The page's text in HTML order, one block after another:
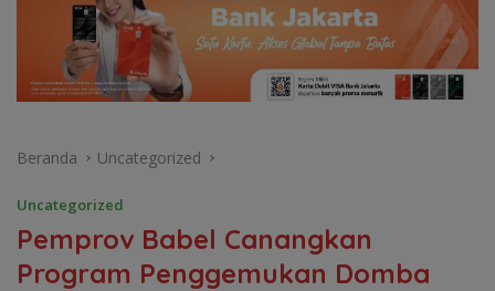
Beranda Uncategorized
Uncategorized
Pemprov Babel Canangkan
Program Penggemukan Domba